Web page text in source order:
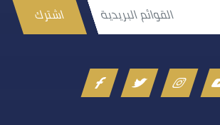
اشترك